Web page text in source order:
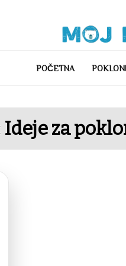
POČETNA POKLONI
Ideje za